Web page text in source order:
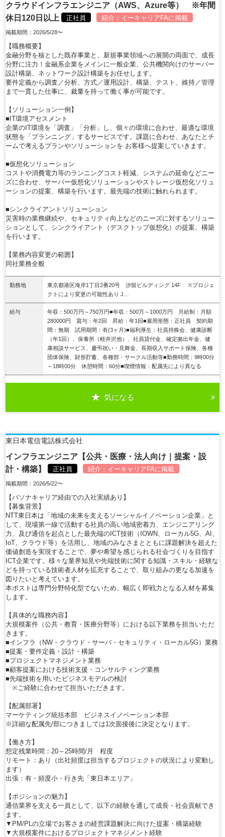
クラウドインフラエンジニア（AWS、Azure等） ※年間
休日120日以上
正社員 紹介： イーキャリアFAに掲載
掲載期間：2026/5/28〜
【職務概要】
金融分野を核とした既存事業と、新規事業領域への展開の両面で、成長
分野に注力！金融系企業をメインに一般企業、公共機関向けのサーバー
設計構築、ネットワーク設計構築をお任せします。
要件定義から調査／分析、方式／運用設計、構築、テスト、維持／管理
まで一貫した仕事に、裁量を持って働く事が可能です。
【ソリューション一例】
■IT環境アセスメント
企業のIT環境を「調査」「分析」し、個々の環境に合わせ、最適な環境
状態を「プランニング」するサービスです。課題に合わせ、あなたとチ
ームで考えるプランやソリューションを お客様へ提案していきます。
■仮想化ソリューション
コストや消費電力等のランニングコスト軽減、システムの延命などニー
ズに合わせ、サーバー仮想化ソリューションやストレージ仮想化ソリュ
ーションの提案、構築を行います。最先端の技術に触れられます。
■シンクライアントソリューション
災害時の業務継続や、セキュリティ向上などのニーズに対するソリュー
ションとして、シンクライアント（デスクトップ仮想化）の提案、構築
を行います。
【業務内容変更の範囲】
同社業務全般
勤務地
東京都港区海岸1丁目2番20号 汐留ビルディング 14F ※プロジェ
クトにより変更の可能性あり J…
給与
年収：500万円～750万円■年収：500万～1000万円 月給制：月額
280000円 賞与：年2回 昇給：年1回■雇用形態：正社員 契約期
間：無期 試用期間：有(3ヶ月)■福利厚生：社員持株会、健康診断
（年1回）、保養所（軽井沢他）、社員貸付金、確定拠出年金、健
康相談サービス、慶弔祝い・見舞金、長期収入サポート保険、各種
団体保険、財形貯蓄、各種部・サークル活動等■勤務時間：9時00分
～18時00分 休憩時間：60分■喫煙情報：配属先により異なる
気になる
東日本電信電話株式会社
インフラエンジニア【公共・医療・法人向け｜提案・設
計・構築】
正社員 紹介： イーキャリアFAに掲載
掲載期間：2026/5/22〜
【パソナキャリア経由での入社実績あり】
【募集背景】
NTT東日本は「地域の未来を支えるソーシャルイノベーション企業」と
して、現場第一線で活動する社員の高い地域密着力、エンジニアリング
力、及び通信を起点とした最先端のICT技術（IOWN、ローカル5G、AI、
IoT、クラウド等）を活用し、地域のみなさまとともに課題解決を超えた
価値創造を実現することで、夢や希望を感じられる社会づくりを目指す
ICT企業です。様々な業界知見や先端技術に関する知識・スキル・経験な
どを持っている技術者人材を拡充することで、取り組みの更なる加速を
図りたいと考えています。
本ポストは専門分野特化型でないため、幅広く即戦力となる人材を募集
します。
【具体的な職務内容】
大規模案件（公共・教育・医療分野等）における以下業務を担当いただ
きます。
■インフラ（NW・クラウド・サーバ・セキュリティ・ローカル5G）業務
■提案・要件定義・設計・構築
■プロジェクトマネジメント業務
■顧客提案における技術支援・コンサルティング業務
■先端技術を用いたビジネスモデルの検討
※ご経験に合わせて担当いただきます。
【配属部署】
マーケティング統括本部 ビジネスイノベーション本部
※詳細な配属先/部につきましては1次面接後に決定となります。
【働き方】
想定残業時間：20～25時間/月 程度
リモート：あり（出社頻度は担当するプロジェクトの状況により変動し
ます）
出張：有・頻度小・行き先「東日本エリア」
【ポジションの魅力】
通信業界を支える一員として、以下の経験を通して成長・社会貢献でき
ます。
▼PM/PLの立場でお客さまの経営課題解決に向けた提案・構築経験
▼大規模案件におけるプロジェクトマネジメント経験